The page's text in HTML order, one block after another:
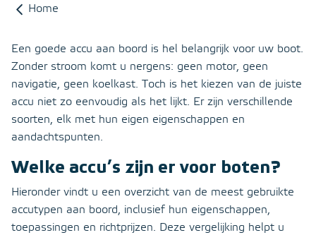
Mijn Eerdmans
Zoeken
Home
Een goede accu aan boord is hel belangrijk voor uw boot.
Zonder stroom komt u nergens: geen motor, geen
navigatie, geen koelkast. Toch is het kiezen van de juiste
accu niet zo eenvoudig als het lijkt. Er zijn verschillende
soorten, elk met hun eigen eigenschappen en
aandachtspunten.
Welke accu’s zijn er voor boten?
Hieronder vindt u een overzicht van de meest gebruikte
accutypen aan boord, inclusief hun eigenschappen,
toepassingen en richtprijzen. Deze vergelijking helpt u